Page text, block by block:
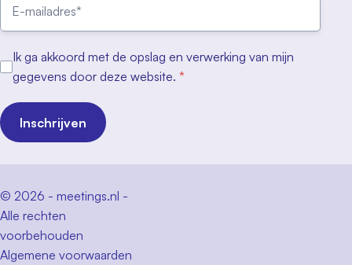
Ik ga akkoord met de opslag en verwerking van mijn
gegevens door deze website. *
Inschrijven
© 2026 - meetings.nl -
Alle rechten
voorbehouden
Algemene voorwaarden